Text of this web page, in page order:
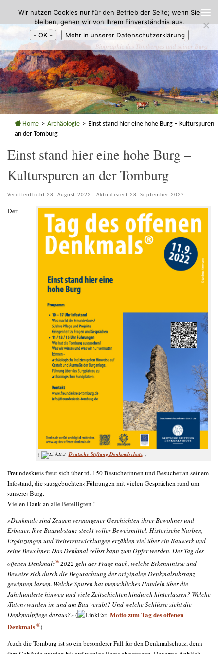
Zum Inhalt springen
Home > Archäologie > Einst stand hier eine hohe Burg – Kulturspuren
an der Tomburg
Einst stand hier eine hohe Burg –
Kulturspuren an der Tomburg
Veröffentlicht28. August 2022 · Aktualisiert 28. September 2022
( Deutsche Stiftung Denkmalschutz )
Der
Freundeskreis freut sich über rd. 150 Besucherinnen und Besucher an seinem
Infostand, die ›ausgebuchten‹ Führungen mit vielen Gesprächen rund um
›unsere‹ Burg.
Vielen Dank an alle Beteiligten !
»Denkmale sind Zeugen vergangener Geschichten ihrer Bewohner und
Erbauer. Ihre Bausubstanz steckt voller Beweismittel. Historische Narben,
Ergänzungen und Weiterentwicklungen erzählen viel über ein Bauwerk und
seine Bewohner. Das Denkmal selbst kann zum Opfer werden. Der Tag des
offenen Denkmals® 2022 geht der Frage nach, welche Erkenntnisse und
Beweise sich durch die Begutachtung der originalen Denkmalsubstanz
gewinnen lassen. Welche Spuren hat menschliches Handeln über die
Jahrhunderte hinweg und viele Zeitschichten hindurch hinterlassen? Welche
›Taten‹ wurden im und am Bau verübt? Und welche Schlüsse zieht die
Denkmalpflege daraus?«(
Motto zum Tag des offenen
Denkmals ®)
Auch die Tomburg ist so ein besonderer Fall für den Denkmalschutz, denn
Wir nutzen Cookies nur für den Betrieb der Seite; wenn Sie
bleiben, gehen wir von Ihrem Einverständnis aus.
- OK -
Mehr in unserer Datenschutzerklärung